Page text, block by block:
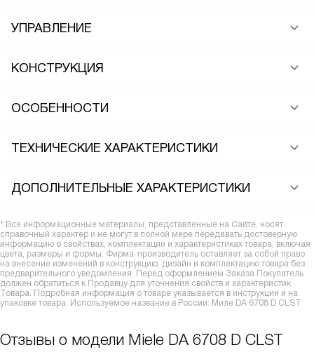
УПРАВЛЕНИЕ
КОНСТРУКЦИЯ
ОСОБЕННОСТИ
ТЕХНИЧЕСКИЕ ХАРАКТЕРИСТИКИ
ДОПОЛНИТЕЛЬНЫЕ ХАРАКТЕРИСТИКИ
* Все информационные материалы, представленные на Сайте, носят
справочный характер и не могут в полной мере передавать достоверную
информацию о свойствах, комплектации и характеристиках товара, включая
цвета, размеры и формы. Фирма-производитель оставляет за собой право
на внесение изменений в конструкцию, дизайн и комплектацию товара без
предварительного уведомления. Перед оформлением Заказа Покупатель
должен обратиться к Продавцу для уточнения свойств и характеристик
Товара. Подробная информация о товаре указывается в инструкции и на
упаковке товара. Используемое название в России: Миле DA 6708 D CLST
Отзывы о модели Miele DA 6708 D CLST